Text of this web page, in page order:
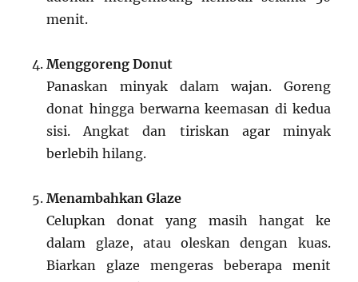
menit.
Menggoreng Donut
Panaskan minyak dalam wajan. Goreng
donat hingga berwarna keemasan di kedua
sisi. Angkat dan tiriskan agar minyak
berlebih hilang.
Menambahkan Glaze
Celupkan donat yang masih hangat ke
dalam glaze, atau oleskan dengan kuas.
Biarkan glaze mengeras beberapa menit